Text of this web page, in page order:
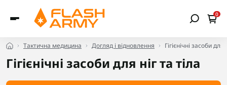
0
Тактична медицина Догляд і відновлення Гігієнічні засоби для
Гігієнічні засоби для ніг та тіла